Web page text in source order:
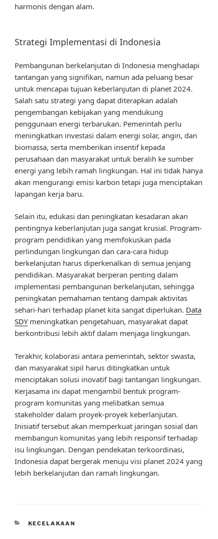
harmonis dengan alam.
Strategi Implementasi di Indonesia
Pembangunan berkelanjutan di Indonesia menghadapi
tantangan yang signifikan, namun ada peluang besar
untuk mencapai tujuan keberlanjutan di planet 2024.
Salah satu strategi yang dapat diterapkan adalah
pengembangan kebijakan yang mendukung
penggunaan energi terbarukan. Pemerintah perlu
meningkatkan investasi dalam energi solar, angin, dan
biomassa, serta memberikan insentif kepada
perusahaan dan masyarakat untuk beralih ke sumber
energi yang lebih ramah lingkungan. Hal ini tidak hanya
akan mengurangi emisi karbon tetapi juga menciptakan
lapangan kerja baru.
Selain itu, edukasi dan peningkatan kesadaran akan
pentingnya keberlanjutan juga sangat krusial. Program-
program pendidikan yang memfokuskan pada
perlindungan lingkungan dan cara-cara hidup
berkelanjutan harus diperkenalkan di semua jenjang
pendidikan. Masyarakat berperan penting dalam
implementasi pembangunan berkelanjutan, sehingga
peningkatan pemahaman tentang dampak aktivitas
sehari-hari terhadap planet kita sangat diperlukan. Data
SDYmeningkatkan pengetahuan, masyarakat dapat
berkontribusi lebih aktif dalam menjaga lingkungan.
Terakhir, kolaborasi antara pemerintah, sektor swasta,
dan masyarakat sipil harus ditingkatkan untuk
menciptakan solusi inovatif bagi tantangan lingkungan.
Kerjasama ini dapat mengambil bentuk program-
program komunitas yang melibatkan semua
stakeholder dalam proyek-proyek keberlanjutan.
Inisiatif tersebut akan memperkuat jaringan sosial dan
membangun komunitas yang lebih responsif terhadap
isu lingkungan. Dengan pendekatan terkoordinasi,
Indonesia dapat bergerak menuju visi planet 2024 yang
lebih berkelanjutan dan ramah lingkungan.
CATEGORIES
KECELAKAAN